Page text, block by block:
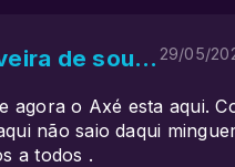
Selma oliveira de souza 29/05/
agora o Axé esta aqui.
não saio daqui
a todos .